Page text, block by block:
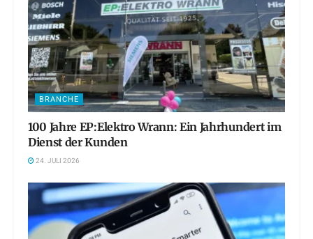
BRANCHE
100 Jahre EP:Elektro Wrann: Ein Jahrhundert im
Dienst der Kunden
24. JULI 2026